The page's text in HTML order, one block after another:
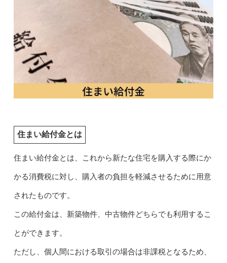
住まい給付金とは
住まい給付金とは、これから新たな住宅を購入する際にか
かる消費税に対し、購入者の負担を軽減させるために用意
されたものです。
この給付金は、新築物件、中古物件どちらでも利用するこ
とができます。
ただし、個人間における取引の場合は非課税となるため、